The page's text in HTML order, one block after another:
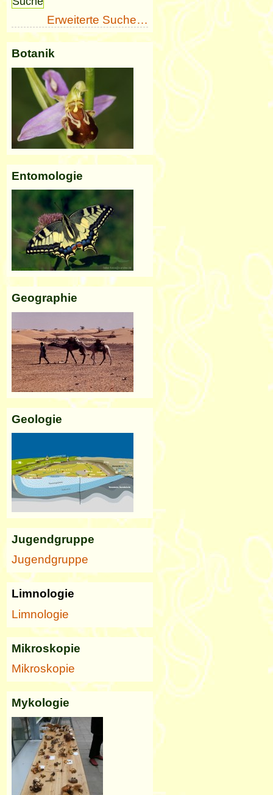
Erweiterte Suche…
Botanik
Entomologie
Geographie
Geologie
Jugendgruppe
Jugendgruppe
Limnologie
Limnologie
Mikroskopie
Mikroskopie
Mykologie